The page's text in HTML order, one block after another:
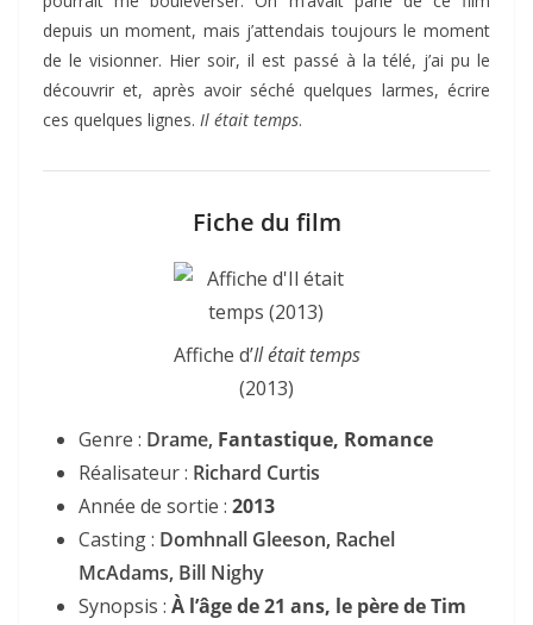
depuis un moment, mais j’attendais toujours le moment
de le visionner. Hier soir, il est passé à la télé, j’ai pu le
découvrir et, après avoir séché quelques larmes, écrire
ces quelques lignes. Il était temps.
Fiche du film
Affiche d’Il était temps
(2013)
Genre : Drame, Fantastique, Romance
Réalisateur : Richard Curtis
Année de sortie : 2013
Casting : Domhnall Gleeson, Rachel
McAdams, Bill Nighy
Synopsis : À l’âge de 21 ans, le père de Tim